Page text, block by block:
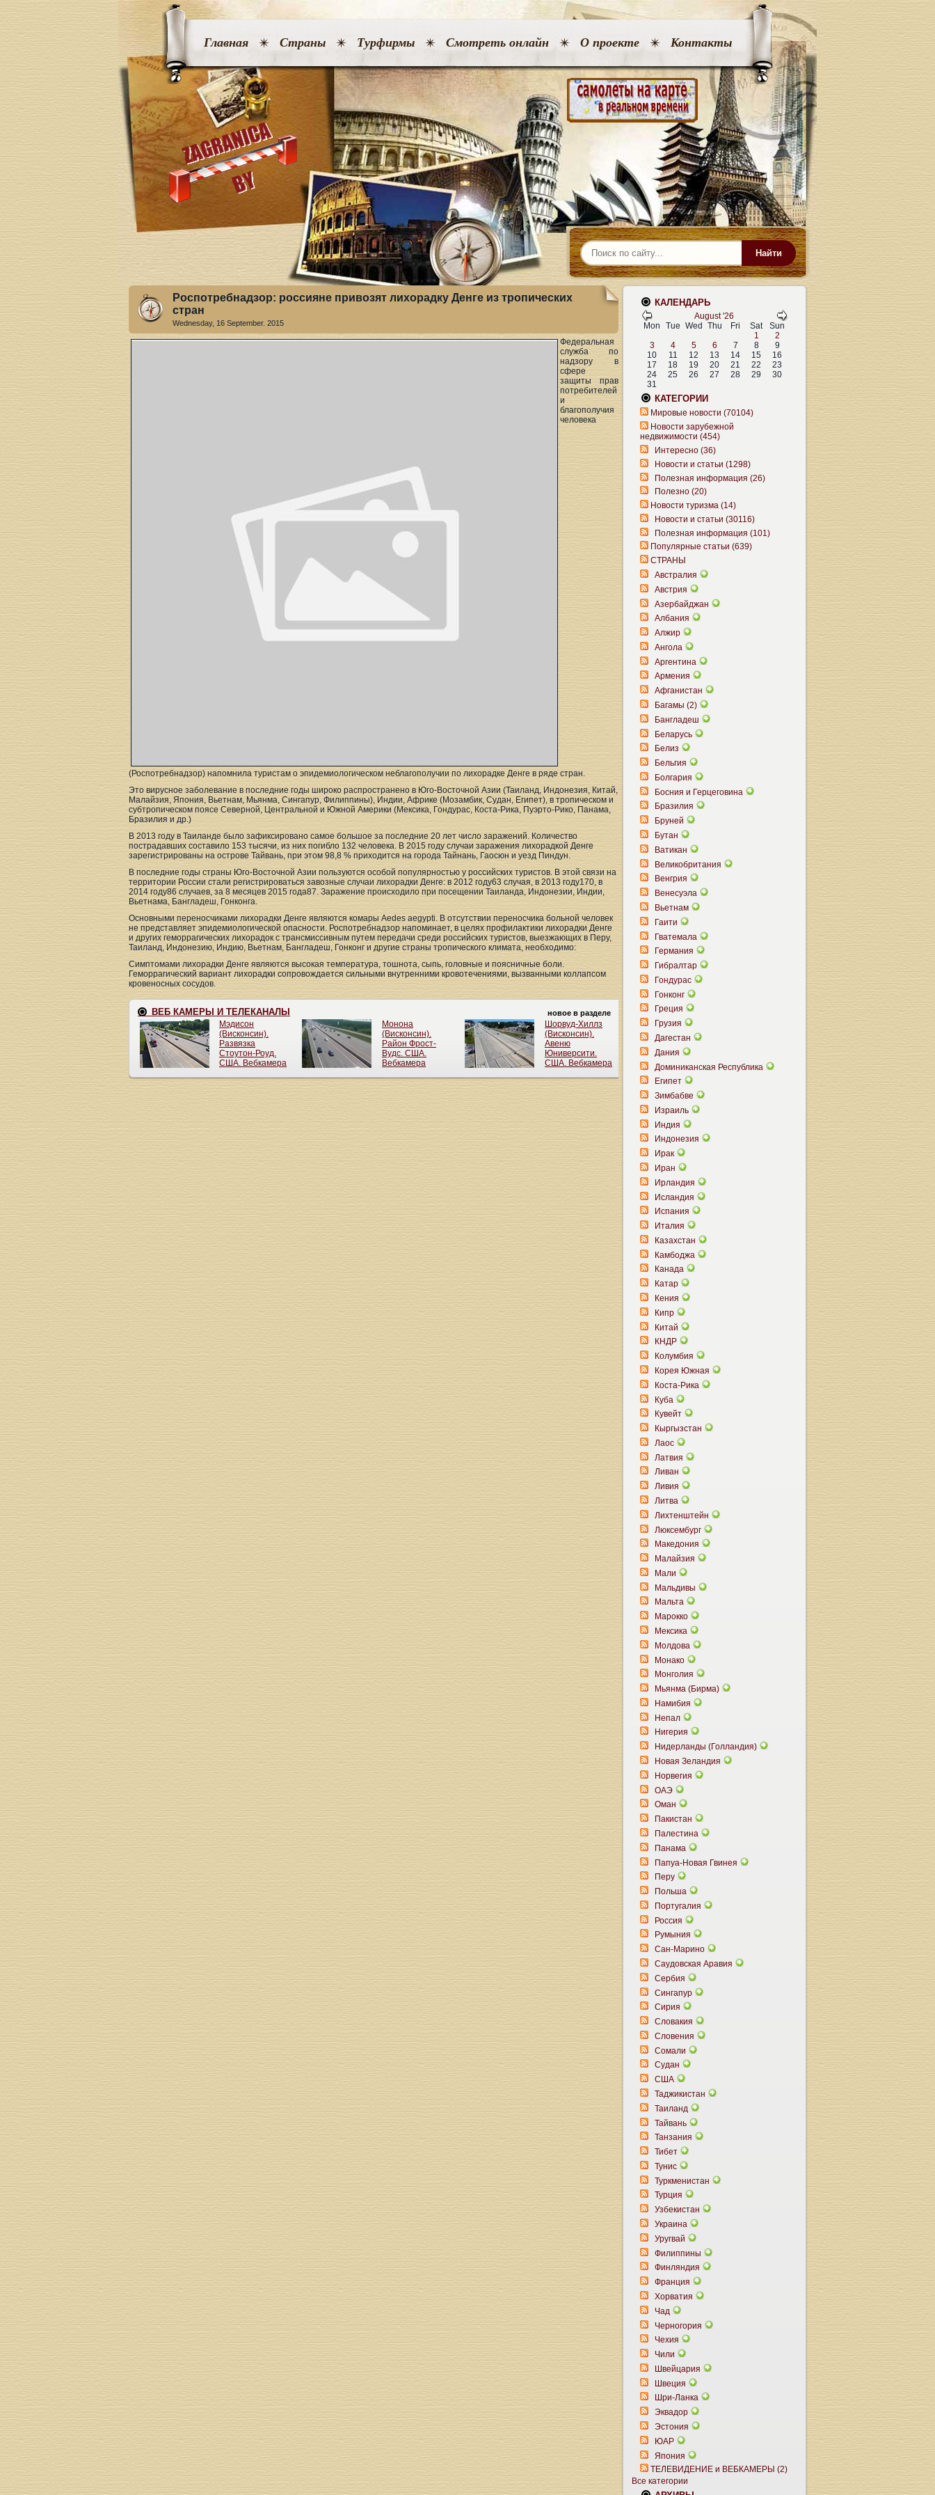
Главная Страны Турфирмы Смотреть онлайн О проекте Контакты
Найти
Роспотребнадзор: россияне привозят лихорадку Денге из тропических
стран
Wednesday, 16 September. 2015
Федеральная
служба по
надзору в
сфере
защиты прав
потребителей
и
благополучия
человека
(Роспотребнадзор) напомнила туристам о эпидемиологическом неблагополучии по лихорадке Денге в ряде стран.
Это вирусное заболевание в последние годы широко распространено в Юго-Восточной Азии (Таиланд, Индонезия, Китай,
Малайзия, Япония, Вьетнам, Мьянма, Сингапур, Филиппины), Индии, Африке (Мозамбик, Судан, Египет), в тропическом и
субтропическом поясе Северной, Центральной и Южной Америки (Мексика, Гондурас, Коста-Рика, Пуэрто-Рико, Панама,
Бразилия и др.)
В 2013 году в Таиланде было зафиксировано самое большое за последние 20 лет число заражений. Количество
пострадавших составило 153 тысячи, из них погибло 132 человека. В 2015 году случаи заражения лихорадкой Денге
зарегистрированы на острове Тайвань, при этом 98,8 % приходится на города Тайнань, Гаосюн и уезд Пиндун.
В последние годы страны Юго-Восточной Азии пользуются особой популярностью у российских туристов. В этой связи на
территории России стали регистрироваться завозные случаи лихорадки Денге: в 2012 году63 случая, в 2013 году170, в
2014 году86 случаев, за 8 месяцев 2015 года87. Заражение происходило при посещении Таиланда, Индонезии, Индии,
Вьетнама, Бангладеш, Гонконга.
Основными переносчиками лихорадки Денге являются комары Aedes aegypti. В отсутствии переносчика больной человек
не представляет эпидемиологической опасности. Роспотребнадзор напоминает, в целях профилактики лихорадки Денге
и других геморрагических лихорадок с трансмиссивным путем передачи среди российских туристов, выезжающих в Перу,
Таиланд, Индонезию, Индию, Вьетнам, Бангладеш, Гонконг и другие страны тропического климата, необходимо:
Симптомами лихорадки Денге являются высокая температура, тошнота, сыпь, головные и поясничные боли.
Геморрагический вариант лихорадки сопровождается сильными внутренними кровотечениями, вызванными коллапсом
кровеносных сосудов.
КАЛЕНДАРЬ
August '26
Mon
Tue Wed Thu Fri Sat
Sun
1
2
3
4 5 6 7 8
9
10
11 12 13 14 15
16
17
18 19 20 21 22
23
24
25 26 27 28 29
30
31
КАТЕГОРИИ
Мировые новости (70104)
Новости зарубежной
недвижимости (454)
Интересно (36)
Новости и статьи (1298)
Полезная информация (26)
Полезно (20)
Новости туризма (14)
Новости и статьи (30116)
Полезная информация (101)
Популярные статьи (639)
СТРАНЫ
Австралия
Австрия
Азербайджан
Албания
Алжир
Ангола
Аргентина
Армения
Афганистан
Багамы (2)
Бангладеш
Беларусь
Белиз
Бельгия
Болгария
Босния и Герцеговина
Бразилия
Бруней
Бутан
Ватикан
Великобритания
Венгрия
Венесуэла
Вьетнам
Гаити
Гватемала
Германия
Гибралтар
Гондурас
Гонконг
Греция
Грузия
Дагестан
Дания
Доминиканская Республика
Египет
Зимбабве
Израиль
Индия
Индонезия
Ирак
Иран
Ирландия
Исландия
Испания
Италия
Казахстан
Камбоджа
Канада
Катар
Кения
Кипр
Китай
КНДР
Колумбия
Корея Южная
Коста-Рика
Куба
Кувейт
Кыргызстан
Лаос
Латвия
Ливан
Ливия
Литва
Лихтенштейн
Люксембург
Македония
Малайзия
Мали
Мальдивы
Мальта
Марокко
Мексика
Молдова
Монако
Монголия
Мьянма (Бирма)
Намибия
Непал
Нигерия
Нидерланды (Голландия)
Новая Зеландия
Норвегия
ОАЭ
Оман
Пакистан
Палестина
Панама
Папуа-Новая Гвинея
Перу
Польша
Португалия
Россия
Румыния
Сан-Марино
Саудовская Аравия
Сербия
Сингапур
Сирия
Словакия
Словения
Сомали
Судан
США
Таджикистан
Таиланд
Тайвань
Танзания
Тибет
Тунис
Туркменистан
Турция
Узбекистан
Украина
Уругвай
Филиппины
Финляндия
Франция
Хорватия
Чад
Черногория
Чехия
Чили
Швейцария
Швеция
Шри-Ланка
Эквадор
Эстония
ЮАР
Япония
ТЕЛЕВИДЕНИЕ и ВЕБКАМЕРЫ (2)
Все категории